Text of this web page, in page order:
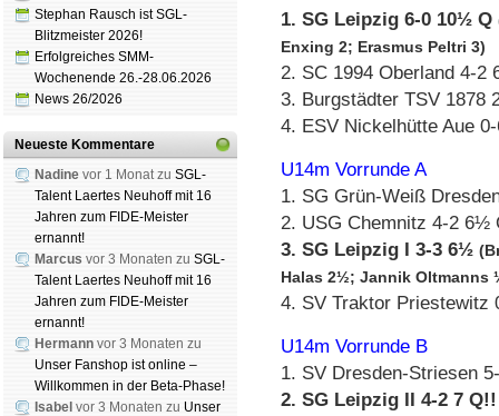
Stephan Rausch ist SGL-
Blitzmeister 2026!
Erfolgreiches SMM-
Wochenende 26.-28.06.2026
News 26/2026
Neueste Kommentare
Nadine vor 1 Monat zu SGL-
Talent Laertes Neuhoff mit 16
Jahren zum FIDE-Meister
ernannt!
Marcus vor 3 Monaten zu SGL-
Talent Laertes Neuhoff mit 16
Jahren zum FIDE-Meister
ernannt!
Hermann vor 3 Monaten zu
Unser Fanshop ist online –
Willkommen in der Beta-Phase!
Isabel vor 3 Monaten zu Unser
1. SG Leipzig 6-0 10½ Q
Enxing 2; Erasmus Peltri 3)
2. SC 1994 Oberland 4-2
3. Burgstädter TSV 1878
4. ESV Nickelhütte Aue
U14m Vorrunde A
1. SG Grün-Weiß
2. USG Chemnitz 4-2 6½
3. SG Leipzig I 3-3 6½
Halas 2½; Jannik Oltmanns
4. SV Traktor Priestewitz
U14m Vorrunde B
1. SV Dresden-Striesen
2. SG Leipzig II 4-2 7